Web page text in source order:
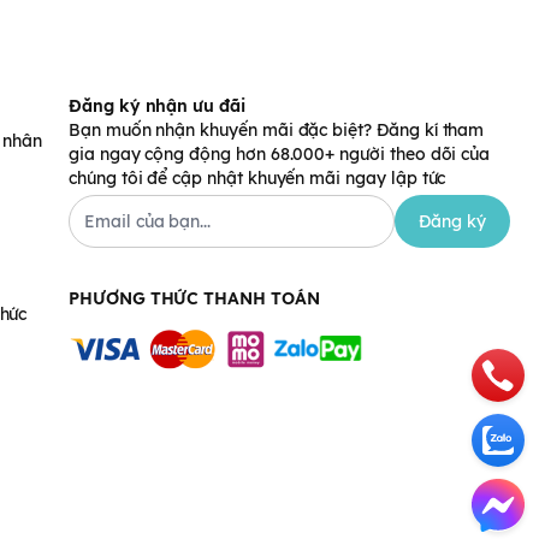
Đăng ký nhận ưu đãi
Bạn muốn nhận khuyến mãi đặc biệt? Đăng kí tham
gia ngay cộng động hơn 68.000+ người theo dõi của
chúng tôi để cập nhật khuyến mãi ngay lập tức
Đăng ký
PHƯƠNG THỨC THANH TOÁN